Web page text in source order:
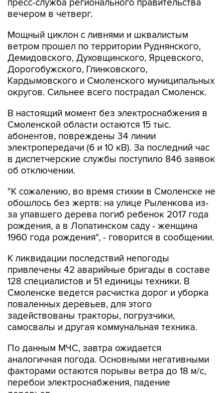
Мощный циклон с ливнями и шквалистым
Демидовского, Духовщинского, Ярцевского,
Дорогобужского, Глинковского,
Кардымовского и Смоленского муниципальных
округов. Сильнее всего пострадал Смоленск.
В настоящий момент без электроснабжения в
абонентов, повреждены 34 линии
электропередачи (6 и 10 кВ). За последний час
в диспетчерские службы поступило 846 заявок
об отключении.
"К сожалению, во время стихии в Смоленске не
за упавшего дерева погиб ребенок 2017 года
рождения, а в Лопатинском саду - женщина
1960 года рождения", - говорится в сообщении.
К ликвидации последствий непогоды
128 специалистов и 51 единицы техники. В
Смоленске ведется расчистка дорог и уборка
поваленных деревьев, для этого
задействованы тракторы, погрузчики,
самосвалы и другая коммунальная техника.
По данным МЧС, завтра ожидается
факторами остаются порывы ветра до 18 м/с,
перебои электроснабжения, падение
деревьев.